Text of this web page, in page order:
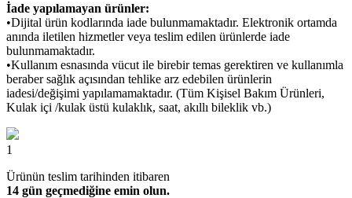
İade yapılamayan ürünler:
•Dijital ürün kodlarında iade bulunmamaktadır. Elektronik ortamda
anında iletilen hizmetler veya teslim edilen ürünlerde iade
bulunmamaktadır.
•Kullanım esnasında vücut ile birebir temas gerektiren ve kullanımla
beraber sağlık açısından tehlike arz edebilen ürünlerin
iadesi/değişimi yapılamamaktadır. (Tüm Kişisel Bakım Ürünleri,
Kulak içi /kulak üstü kulaklık, saat, akıllı bileklik vb.)
1
Ürünün teslim tarihinden itibaren
14 gün geçmediğine emin olun.